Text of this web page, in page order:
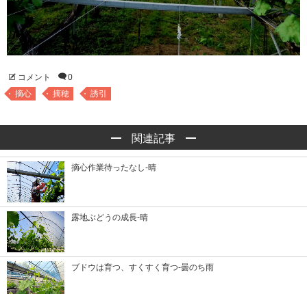
コメント
0
摘心
摘穂 誘引
関連記事
摘心作業待ったなし-晴
露地ぶどうの成長-晴
ブドウは育つ、すくすく育つ-曇のち雨